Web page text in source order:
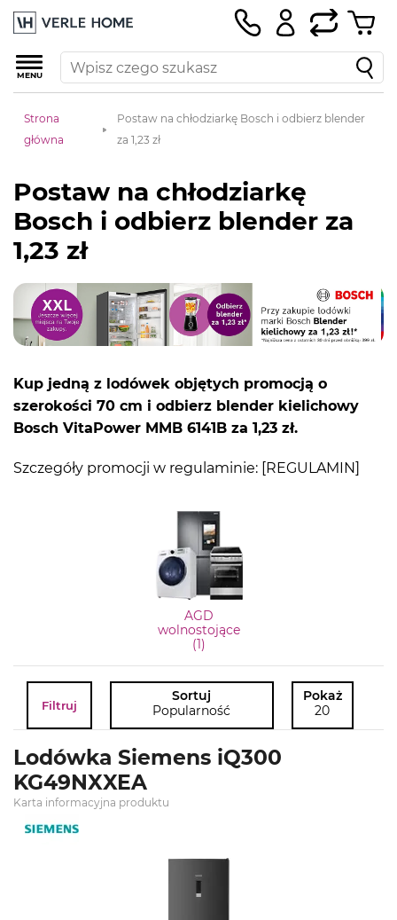
MENU
Strona
główna
Postaw na chłodziarkę Bosch i odbierz blender
za 1,23 zł
Postaw na chłodziarkę
Bosch i odbierz blender za
1,23 zł
Kup jedną z lodówek objętych promocją o
szerokości 70 cm i odbierz blender kielichowy
Bosch VitaPower MMB 6141B za 1,23 zł.
Szczegóły promocji w regulaminie: [ REGULAMIN
AGD
wolnostojące
(1)
Filtruj
Sortuj
Popularność
Pokaż
20
Lodówka Siemens iQ300
KG49NXXEA
Karta informacyjna produktu